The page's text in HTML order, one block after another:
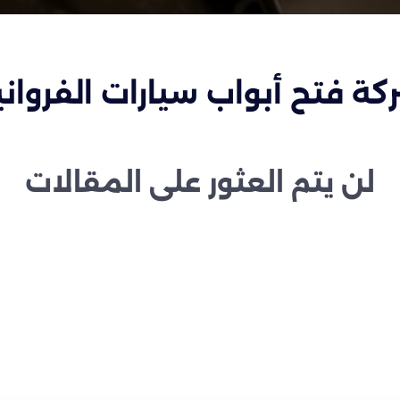
فتح أبواب سيارات
لن يتم العثور على المقالات